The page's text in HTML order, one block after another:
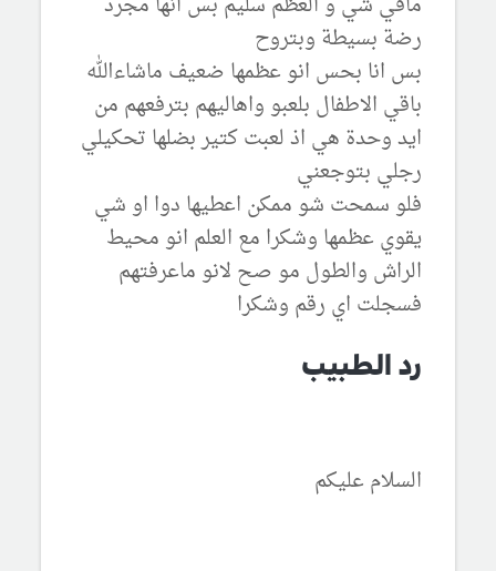
رضة بسيطة وبتروح
بس انا بحس انو عظمها ضعيف ماشاءالله
باقي الاطفال بلعبو واهاليهم بترفعهم من
ايد وحدة هي اذ لعبت كتير بضلها تحكيلي
رجلي بتوجعني
فلو سمحت شو ممكن اعطيها دوا او شي
يقوي عظمها وشكرا مع العلم انو محيط
الراش والطول مو صح لانو ماعرفتهم
فسجلت اي رقم وشكرا
رد الطبيب
السلام عليكم